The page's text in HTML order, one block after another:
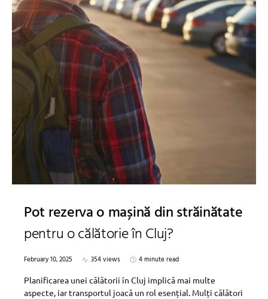
Pot rezerva o mașină din străinătate
pentru o călătorie în Cluj?
February 10, 2025 354 views
4 minute read
Planificarea unei călătorii în Cluj implică mai multe
aspecte, iar transportul joacă un rol esențial. Mulți călători